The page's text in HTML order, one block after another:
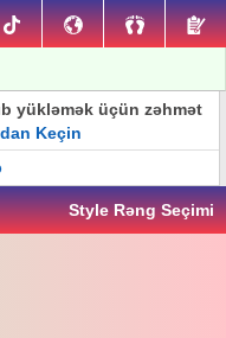
yükləmək üçün zəhmət
Keçin
Style Rəng Seçimi